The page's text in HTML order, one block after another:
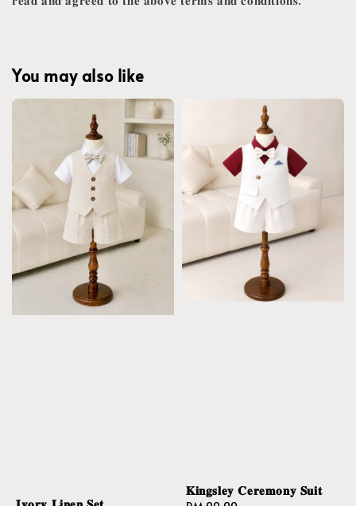
You may also like
𝐊𝐢𝐧𝐠𝐬𝐥𝐞𝐲 𝐂𝐞𝐫𝐞𝐦𝐨𝐧𝐲 𝐒𝐮𝐢𝐭